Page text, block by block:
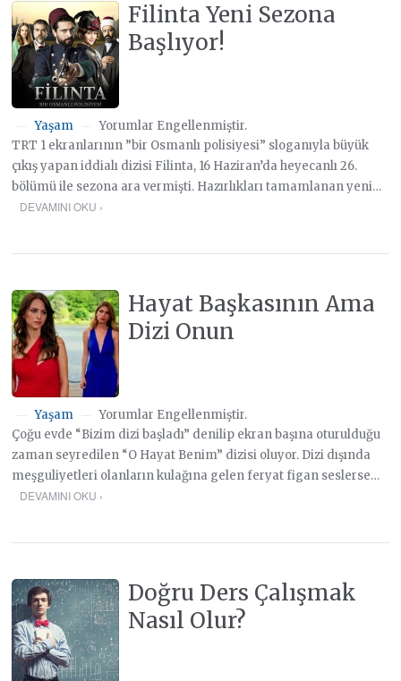
Filinta Yeni Sezona
Başlıyor!
Yaşam
Yorumlar Engellenmiştir.
TRT 1 ekranlarının ”bir Osmanlı polisiyesi” sloganıyla büyük
çıkış yapan iddialı dizisi Filinta, 16 Haziran’da heyecanlı 26.
bölümü ile sezona ara vermişti. Hazırlıkları tamamlanan yeni…
DEVAMINI OKU ›
Hayat Başkasının Ama
Dizi Onun
Yaşam
Yorumlar Engellenmiştir.
Çoğu evde “Bizim dizi başladı” denilip ekran başına oturulduğu
zaman seyredilen “O Hayat Benim” dizisi oluyor. Dizi dışında
meşguliyetleri olanların kulağına gelen feryat figan seslerse…
DEVAMINI OKU ›
Doğru Ders Çalışmak
Nasıl Olur?